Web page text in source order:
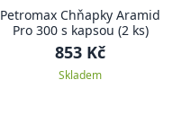
Petromax Chňapky Aramid
Pro 300 s kapsou (2 ks)
853 Kč
Skladem